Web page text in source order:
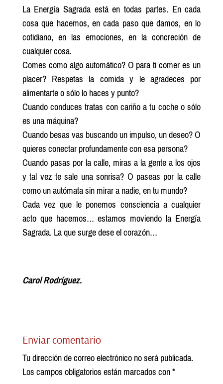
La Energía Sagrada está en todas partes. En cada
cosa que hacemos, en cada paso que damos, en lo
cotidiano, en las emociones, en la concreción de
cualquier cosa.
Comes como algo automático? O para ti comer es un
placer? Respetas la comida y le agradeces por
alimentarte o sólo lo haces y punto?
Cuando conduces tratas con cariño a tu coche o sólo
es una máquina?
Cuando besas vas buscando un impulso, un deseo? O
quieres conectar profundamente con esa persona?
Cuando pasas por la calle, miras a la gente a los ojos
y tal vez te sale una sonrisa? O paseas por la calle
como un autómata sin mirar a nadie, en tu mundo?
Cada vez que le ponemos consciencia a cualquier
acto que hacemos… estamos moviendo la Energía
Sagrada. La que surge dese el corazón…
Carol Rodríguez.
Enviar comentario
Tu dirección de correo electrónico no será publicada.
Los campos obligatorios están marcados con*